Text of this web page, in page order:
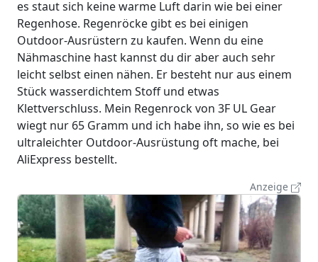
es staut sich keine warme Luft darin wie bei einer
Regenhose. Regenröcke gibt es bei einigen
Outdoor-Ausrüstern zu kaufen. Wenn du eine
Nähmaschine hast kannst du dir aber auch sehr
leicht selbst einen nähen. Er besteht nur aus einem
Stück wasserdichtem Stoff und etwas
Klettverschluss. Mein Regenrock von 3F UL Gear
wiegt nur 65 Gramm und ich habe ihn, so wie es bei
ultraleichter Outdoor-Ausrüstung oft mache, bei
AliExpress bestellt.
Anzeige